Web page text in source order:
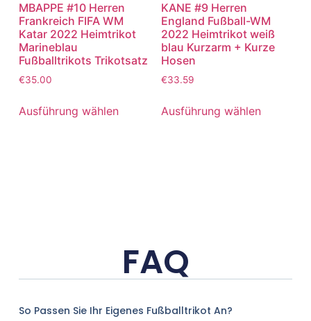
MBAPPE #10 Herren
Frankreich FIFA WM
Katar 2022 Heimtrikot
Marineblau
Fußballtrikots Trikotsatz
€35.00
Ausführung wählen
KANE #9 Herren
England Fußball-WM
2022 Heimtrikot weiß
blau Kurzarm + Kurze
Hosen
€33.59
Ausführung wählen
FAQ
So Passen Sie Ihr Eigenes Fußballtrikot An?